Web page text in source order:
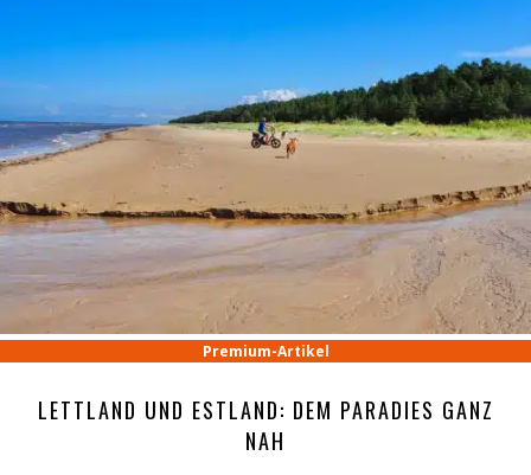
Premium-Artikel
LETTLAND UND ESTLAND: DEM PARADIES GANZ
NAH